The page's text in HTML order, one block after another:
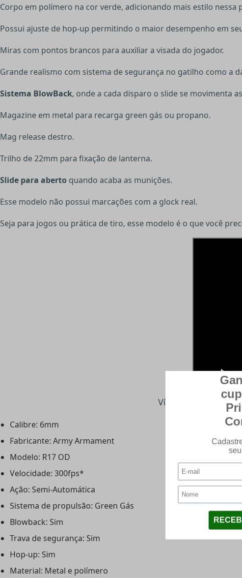
Corpo em polímero na cor verde, adicionando mais estilo nessa
Possui ajuste de hop-up permitindo o maior desempenho em
Miras com pontos brancos para auxiliar a visada do jogador.
Grande realismo com sistema de segurança no gatilho como a
Sistema BlowBack, onde a cada disparo o slide se movimenta
Magazine em metal para recarga green gás ou propano.
Mag release destro.
Trilho de 22mm para fixação de lanterna.
Slide para aberto quando acaba as munições.
Esse modelo não possui marcações com a glock real.
Seja para jogos ou prática de tiro, esse modelo é o que você
Vídeo de
Calibre: 6mm
Fabricante: Army Armament
Modelo: R17 OD
Velocidade: 300fps*
Ação: Semi-Automática
Sistema de propulsão: Green Gás
Blowback: Sim
Trava de segurança: Sim
Hop-up: Sim
Material: Metal e polímero